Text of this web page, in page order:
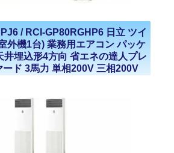
/ RCI-GP80RGHP6 日立 ツイ
外機1台) 業務用エアコン パッケ
井埋込形4方向 省エネの達人プレ
ード 3馬力 単相200V 三相200V